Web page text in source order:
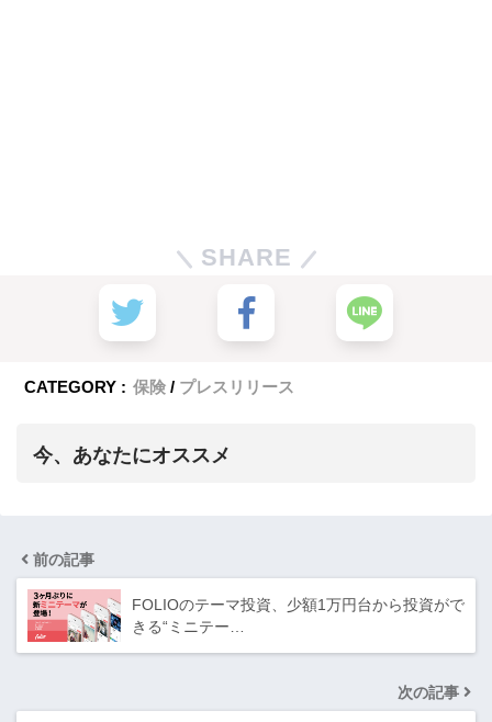
SHARE
CATEGORY : 保険 プレスリリース
今、あなたにオススメ
前の記事
FOLIOのテーマ投資、少額1万円台から投資がで
きる“ミニテー…
次の記事